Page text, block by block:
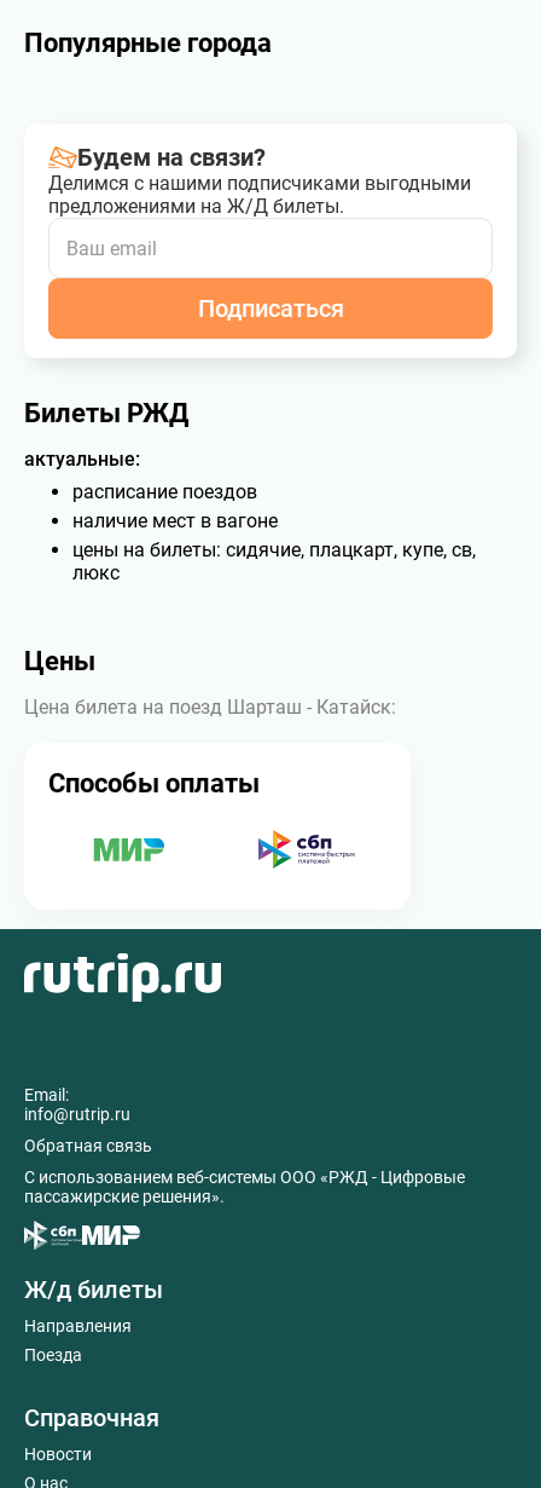
Популярные города
Будем на связи?
Делимся с нашими подписчиками выгодными
предложениями на Ж/Д билеты.
Подписаться
Билеты РЖД
актуальные:
расписание поездов
наличие мест в вагоне
цены на билеты: сидячие, плацкарт, купе, св,
люкс
Цены
Цена билета на поезд Шарташ - Катайск:
Способы оплаты
Email:
info@rutrip.ru
Обратная связь
C использованием веб-системы ООО «РЖД - Цифровые
пассажирские решения».
Ж/д билеты
Направления
Поезда
Справочная
Новости
О нас